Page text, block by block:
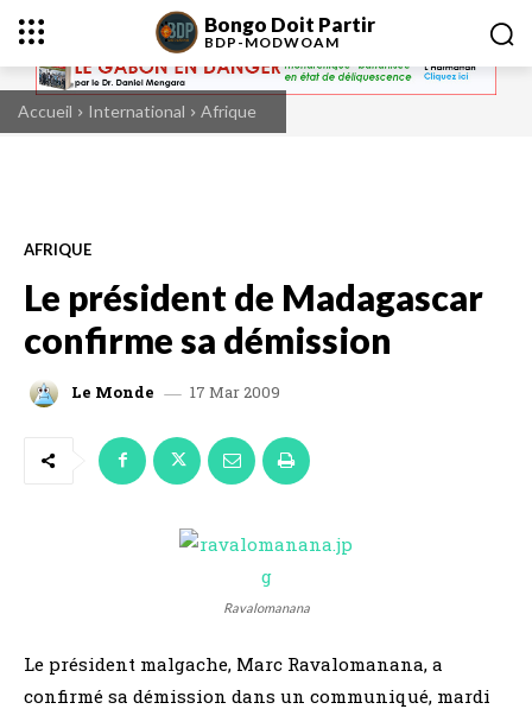
Bongo Doit Partir
BDP-MODWOAM
Accueil International Afrique
AFRIQUE
Le président de Madagascar
confirme sa démission
Le Monde 17 Mar 2009
Ravalomanana
Le président malgache, Marc Ravalomanana, a
confirmé sa démission dans un communiqué, mardi